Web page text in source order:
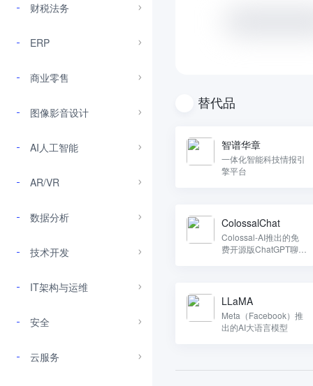
财税法务
ERP
商业零售
图像影音设计
AI人工智能
AR/VR
数据分析
技术开发
IT架构与运维
安全
云服务
替代品
智谱华章
一体化智能科技情报引
擎平台
ColossalChat
Colossal-AI推出的免
费开源版ChatGPT聊天
LLaMA
Meta（Facebook）推
出的AI大语言模型